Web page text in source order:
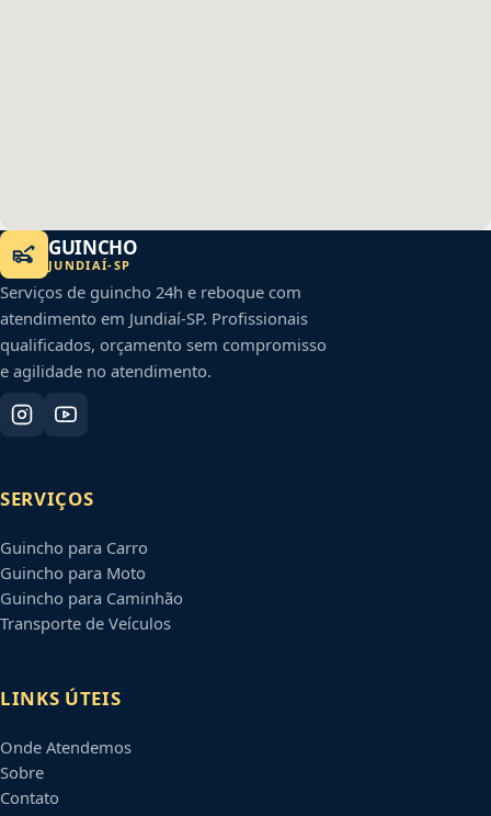
GUINCHO
JUNDIAÍ-SP
Serviços de guincho 24h e reboque com
atendimento em Jundiaí-SP. Profissionais
qualificados, orçamento sem compromisso
e agilidade no atendimento.
SERVIÇOS
Guincho para Carro
Guincho para Moto
Guincho para Caminhão
Transporte de Veículos
LINKS ÚTEIS
Onde Atendemos
Sobre
Contato